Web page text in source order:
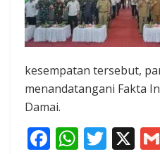
kesempatan tersebut,
menandatangani Fakta
Damai.
F W T X